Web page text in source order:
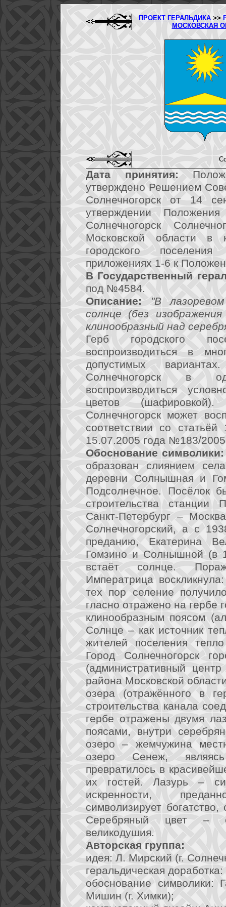
ПРОЕКТ ГЕРАЛЬДИКА >>
МОСКОВСКАЯ
Дата принятия:
утверждено Решением
Солнечногорск от 14
утверждении
Солнечногорск
Московской области в
городского
приложениях 1-6 к
В Государственный
под №4584.
Описание:
"В
солнце (без
клинообразный над
Герб городского
воспроизводиться в
допустимых
Солнечногорск в
воспроизводиться
цветов
Солнечногорск может
соответствии со
15.07.2005 года №183/
Обоснование символики:
образован слиянием
деревни Солнышная и
Подсолнечное. Посёлок
строительства станции
Санкт-Петербург –
Солнечногорский, а с
преданию, Екатерина
Гомзино и Солнышной (в
встаёт солнце.
Императрица
тех пор селение
гласно отражено на гербе
клинообразным поясом
Солнце – как источник
жителей поселения
Город Солнечногорск
(административный центр
района Московской
озера (отражённого в
строительства канала
гербе отражены двумя
поясами, внутри
озеро – жемчужина
озеро Сенеж,
превратилось в
их гостей. Лазурь –
искренности,
символизирует
Серебряный цвет –
великодушия.
Авторская группа:
идея: Л. Мирский (г.
геральдическая
обоснование символики:
Мишин (г. Химки);